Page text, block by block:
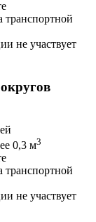
транспортной
не участвует
0,3 м3
транспортной
не участвует